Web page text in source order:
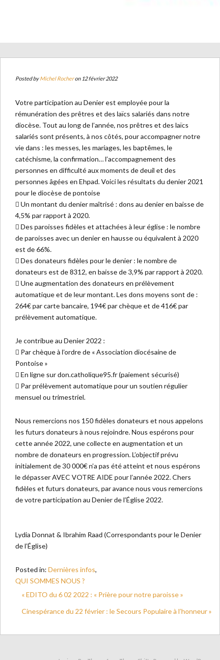
Posted byMichel Rocheron 12 février 2022
Votre participation au Denier est employée pour la
rémunération des prêtres et des laïcs salariés dans notre
diocèse. Tout au long de l’année, nos prêtres et des laïcs
salariés sont présents, à nos côtés, pour accompagner notre
vie dans : les messes, les mariages, les baptêmes, le
catéchisme, la confirmation… l’accompagnement des
personnes en difficulté aux moments de deuil et des
personnes âgées en Ehpad. Voici les résultats du denier 2021
pour le diocèse de pontoise
 Un montant du denier maîtrisé : dons au denier en baisse de
4,5% par rapport à 2020.
 Des paroisses fidèles et attachées à leur église : le nombre
de paroisses avec un denier en hausse ou équivalent à 2020
est de 66%.
 Des donateurs fidèles pour le denier : le nombre de
donateurs est de 8312, en baisse de 3,9% par rapport à 2020.
 Une augmentation des donateurs en prélèvement
automatique et de leur montant. Les dons moyens sont de :
264€ par carte bancaire, 194€ par chèque et de 416€ par
prélèvement automatique.
Je contribue au Denier 2022 :
 Par chèque à l’ordre de « Association diocésaine de
Pontoise »
 En ligne sur don.catholique95.fr (paiement sécurisé)
 Par prélèvement automatique pour un soutien régulier
mensuel ou trimestriel.
Nous remercions nos 150 fidèles donateurs et nous appelons
les futurs donateurs à nous rejoindre. Nous espérons pour
cette année 2022, une collecte en augmentation et un
nombre de donateurs en progression. L’objectif prévu
initialement de 30 000€ n’a pas été atteint et nous espérons
le dépasser AVEC VOTRE AIDE pour l’année 2022. Chers
fidèles et futurs donateurs, par avance nous vous remercions
de votre participation au Denier de l’Église 2022.
Lydia Donnat & Ibrahim Raad (Correspondants pour le Denier
de l’Église)
Posted in: Dernières infos,
QUI SOMMES NOUS ?
« EDITO du 6 02 2022 : « Prière pour notre paroisse »
Cinespérance du 22 février : le Secours Populaire à l’honneur »